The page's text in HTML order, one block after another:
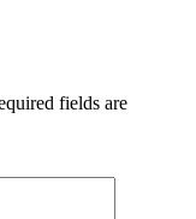
fields are